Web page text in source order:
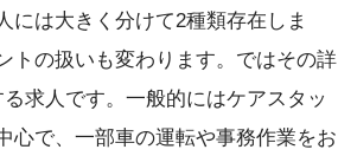
には大きく分けて2種類存在しま
トの扱いも変わります。ではその詳
求人です。一般的にはケアスタッ
心で、一部車の運転や事務作業をお